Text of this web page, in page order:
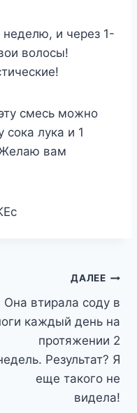
и через 1-
волосы!
смесь можно
лука и 1
Желаю вам
ДАЛЕЕ
Она втирала соду в
каждый день на
протяжении 2
Результат? Я
еще такого не
видела!